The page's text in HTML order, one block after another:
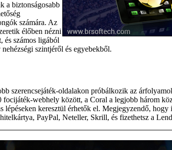
a biztonságosabb
számára. Az
élőben nézni
és számos ligából
szintjéről és egyebekből.
szerencsejáték-oldalakon próbálkozik az
webhely között, a Coral a legjobb három
keresztül érhetők el. Megjegyzendő, hogy
PayPal, Neteller, Skrill, és fizethetsz a